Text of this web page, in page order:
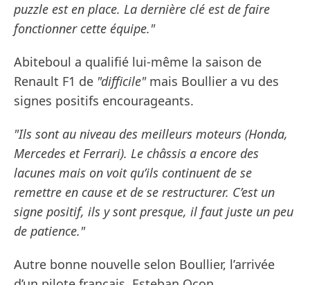
puzzle est en place. La dernière clé est de faire
fonctionner cette équipe."
Abiteboul a qualifié lui-même la saison de
Renault F1 de "difficile"mais Boullier a vu des
signes positifs encourageants.
"Ils sont au niveau des meilleurs moteurs (Honda,
Mercedes et Ferrari). Le châssis a encore des
lacunes mais on voit qu’ils continuent de se
remettre en cause et de se restructurer. C’est un
signe positif, ils y sont presque, il faut juste un peu
de patience."
Autre bonne nouvelle selon Boullier, l’arrivée